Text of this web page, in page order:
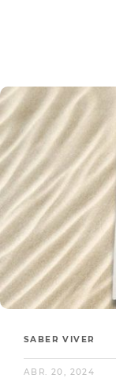
SABER VIVER
ABR. 20, 2024